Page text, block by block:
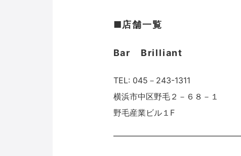
■店舗一覧
Bar Brilliant
TEL: 045－243-1311
横浜市中区野毛２－６８－１
野毛産業ビル１F